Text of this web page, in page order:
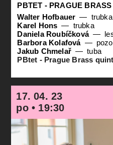
PBTET - PRAGUE
Walter Hofbauer
trubka
Karel Hons
trubka
Daniela Roubíčková
Barbora Kolafová
Jakub Chmelař
tuba
PBtet - Prague Brass
17. 04. 23
po • 19:30